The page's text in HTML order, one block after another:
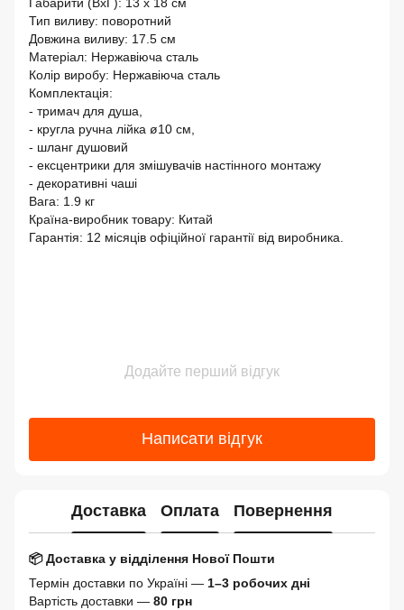
Тип виливу: поворотний
Довжина виливу: 17.5 см
Матеріал: Нержавіюча сталь
Колір виробу: Нержавіюча сталь
Комплектація:
- тримач для душа,
- кругла ручна лійка ø10 см,
- шланг душовий
- ексцентрики для змішувачів настінного монтажу
- декоративні чаші
Вага: 1.9 кг
Країна-виробник товару: Китай
Гарантія: 12 місяців офіційної гарантії від виробника.
Додайте перший відгук
Написати відгук
Доставка Оплата Повернення
📦 Доставка у відділення Нової Пошти
Термін доставки по Україні — 1–3 робочих дні
Вартість доставки — 80 грн